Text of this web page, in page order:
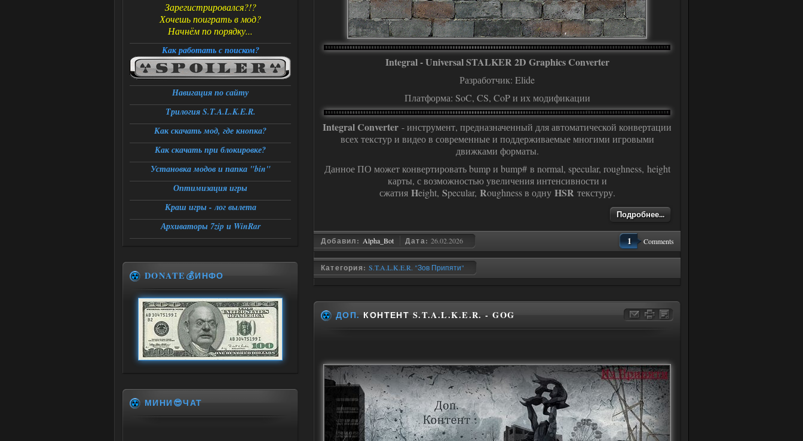
Integral - Universal STALKER 2D Graphics Converter
Разработчик: Elide
Платформа: SoC, CS, CoP и их модификации
Integral Converter - инструмент, предназначенный для автоматической конвертации
всех текстур и видео в современные и поддерживаемые многими игровыми
движками форматы.
Данное ПО может конвертировать bump и bump# в normal, specular, roughness, height
карты, с возможностью увеличения интенсивности и
сжатия Height, Specular, Roughness в одну HSR текстуру.
Подробнее...
Добавил: Alpha_Bot Дата:26.02.2026 1 Comments
Категория:S.T.A.L.K.E.R. "Зов Припяти"
ДОП. КОНТЕНТ S.T.A.L.K.E.R. - GOG
Зарегистрировался?!?
Хочешь поиграть в мод?
Начнём по порядку...
Как работать с поиском?
Навигация по сайту
Трилогия S.T.A.L.K.E.R.
Как скачать мод, где кнопка?
Как скачать при блокировке?
Установка модов и папка "bin"
Оптимизация игры
Краш игры - лог вылета
Архиваторы 7zip и WinRar
DONATE💰ИНФО
МИНИ😎ЧАТ